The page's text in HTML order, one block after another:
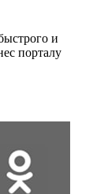
и
порталу